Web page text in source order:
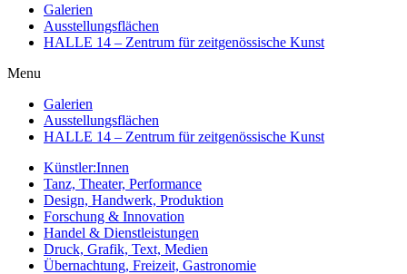
Galerien
Ausstellungsflächen
HALLE 14 – Zentrum für zeitgenössische Kunst
Menu
Galerien
Ausstellungsflächen
HALLE 14 – Zentrum für zeitgenössische Kunst
Künstler:Innen
Tanz, Theater, Performance
Design, Handwerk, Produktion
Forschung & Innovation
Handel & Dienstleistungen
Druck, Grafik, Text, Medien
Übernachtung, Freizeit, Gastronomie